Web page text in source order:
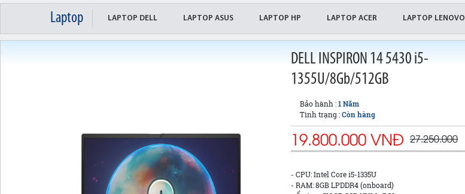
Laptop LAPTOP DELL LAPTOP ASUS LAPTOP HP LAPTOP ACER LAPTOP LENOVO
DELL INSPIRON 14 5430 i5-
1355U/8Gb/512GB
Bảo hành :1 Năm
Tình trạng :Còn hàng
19.800.000 VNĐ 27.250.000
- CPU: Intel Core i5-1335U
- RAM: 8GB LPDDR4 (onboard)